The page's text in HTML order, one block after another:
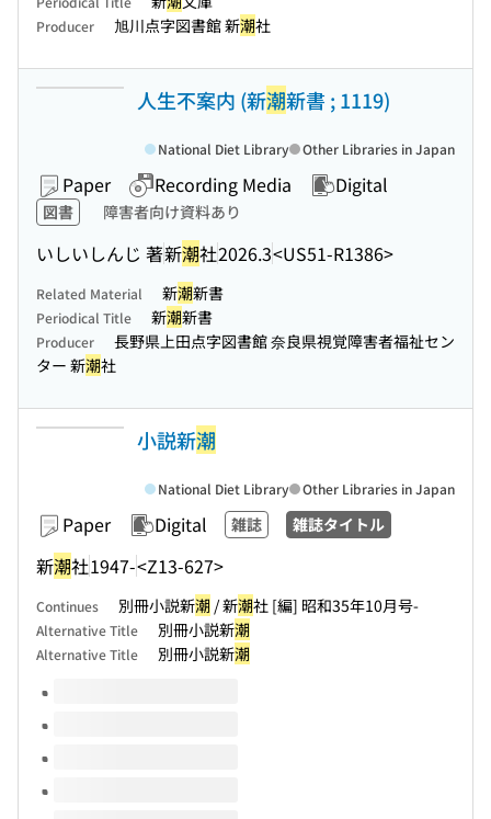
Producer 旭川点字図書館 新潮社
人生不案内 (新潮新書 ; 1119)
Paper Recording Media Digital
図書 障害者向け資料あり
いしいしんじ 著新潮社2026.3<US51-R1386>
National Diet Library Other Libraries in Japan
Related Material 新潮新書
Periodical Title 新潮新書
Producer
長野県上田点字図書館 奈良県視覚障害者福祉セン
ター 新潮社
小説新潮
Paper Digital 雑誌 雑誌タイトル
新潮社1947-<Z13-627>
National Diet Library Other Libraries in Japan
Continues 別冊小説新潮 / 新潮社 [編] 昭和35年10月号-
Alternative Title 別冊小説新潮
Alternative Title 別冊小説新潮
Volumes of this title